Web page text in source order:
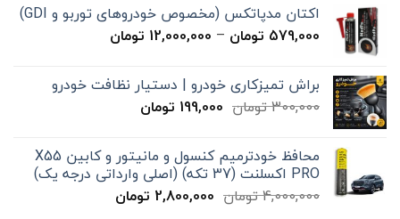
تا
20,000 تومان
اکتان مدپاتکس (مخصوص خودروهای توربو و GDI)
579,000 تومان –
12,000,000 تومان
تا
براش تمیزکاری خودرو | دستیار نظافت خودرو
300,000تومان قیمت
بود.
199,000 تومانقیمت
199,000 تومان
است. محافظ خودترمیم کنسول و مانیتور و کابین X55
PRO اکسلنت (37 تکه) (اصلی وارداتی درجه یک)
4,000,000تومان قیمت
2,800,000 تومانقیمت